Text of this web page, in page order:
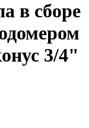
в сборе
3/4"